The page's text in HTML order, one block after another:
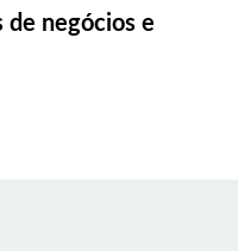
de negócios e